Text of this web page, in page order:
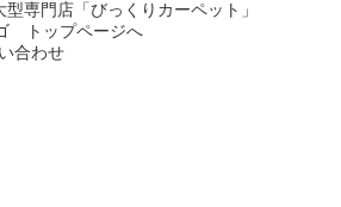
専門店「びっくりカーペット」
合わせ